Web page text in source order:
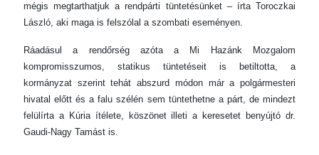
mégis megtarthatjuk a rendpárti tüntetésünket – írta Toroczkai
László, aki maga is felszólal a szombati eseményen.
Ráadásul a rendőrség azóta a Mi Hazánk Mozgalom
kompromisszumos, statikus tüntetéseit is betiltotta, a
kormányzat szerint tehát abszurd módon már a polgármesteri
hivatal előtt és a falu szélén sem tüntethetne a párt, de mindezt
felülírta a Kúria ítélete, köszönet illeti a keresetet benyújtó dr.
Gaudi-Nagy Tamást is.